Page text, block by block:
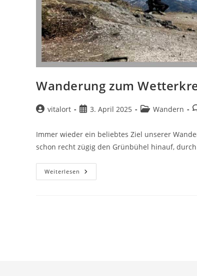
Wanderung zum
Beitrags-
vitalort
Beitrag3. April 2025
Beitrags-
Wandern
Immer wieder ein beliebtes Ziel unserer
schon recht zügig den Grünbühel hinauf,
Weiterlesen Wanderung
Zum